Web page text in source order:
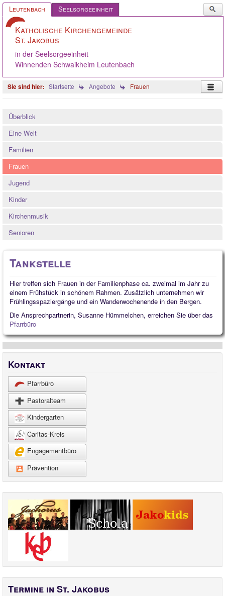
Leutenbach Seelsorgeeinheit
...
Katholische Kirchengemeinde
St. Jakobus
in der Seelsorgeeinheit
Winnenden Schwaikheim Leutenbach
Startseite Angebote Frauen
Caritas
Angebote
Gelebter Glaube
Ökumene
Quintessenz
Überblick
Eine Welt
Familien
Frauen
Jugend
Kinder
Kirchenmusik
Senioren
Tankstelle
Hier treffen sich Frauen in der Familienphase ca. zweimal im Jahr zu
einem Frühstück in schönem Rahmen. Zusätzlich unternehmen wir
Frühlingsspaziergänge und ein Wanderwochenende in den Bergen.
Die Ansprechpartnerin, Susanne Hümmelchen, erreichen Sie über das
Pfarrbüro
Kontakt
Pfarrbüro
Pastoralteam
Kindergarten
Caritas-Kreis
Engagementbüro
Prävention
Termine in St. Jakobus